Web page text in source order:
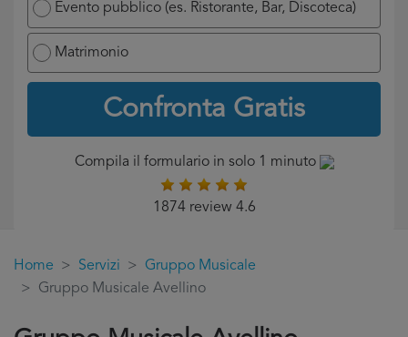
Evento pubblico (es. Ristorante, Bar, Discoteca)
Matrimonio
Confronta Gratis
Compila il formulario in solo 1 minuto
1874 review 4.6
Home Servizi
Gruppo Musicale
Gruppo Musicale Avellino